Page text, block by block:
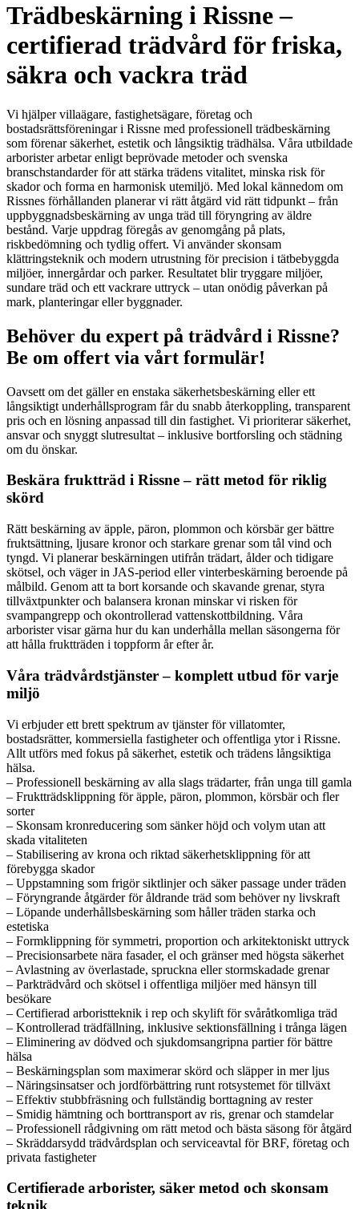
Trädbeskärning i Rissne –
certifierad trädvård för friska,
säkra och vackra träd
Vi hjälper villaägare, fastighetsägare, företag och
bostadsrättsföreningar i Rissne med professionell trädbeskärning
som förenar säkerhet, estetik och långsiktig trädhälsa. Våra utbildade
arborister arbetar enligt beprövade metoder och svenska
branschstandarder för att stärka trädens vitalitet, minska risk för
skador och forma en harmonisk utemiljö. Med lokal kännedom om
Rissnes förhållanden planerar vi rätt åtgärd vid rätt tidpunkt – från
uppbyggnadsbeskärning av unga träd till föryngring av äldre
bestånd. Varje uppdrag föregås av genomgång på plats,
riskbedömning och tydlig offert. Vi använder skonsam
klättringsteknik och modern utrustning för precision i tätbebyggda
miljöer, innergårdar och parker. Resultatet blir tryggare miljöer,
sundare träd och ett vackrare uttryck – utan onödig påverkan på
mark, planteringar eller byggnader.
Behöver du expert på trädvård i Rissne?
Be om offert via vårt formulär!
Oavsett om det gäller en enstaka säkerhetsbeskärning eller ett
långsiktigt underhållsprogram får du snabb återkoppling, transparent
pris och en lösning anpassad till din fastighet. Vi prioriterar säkerhet,
ansvar och snyggt slutresultat – inklusive bortforsling och städning
om du önskar.
Beskära fruktträd i Rissne – rätt metod för riklig
skörd
Rätt beskärning av äpple, päron, plommon och körsbär ger bättre
fruktsättning, ljusare kronor och starkare grenar som tål vind och
tyngd. Vi planerar beskärningen utifrån trädart, ålder och tidigare
skötsel, och väger in JAS-period eller vinterbeskärning beroende på
målbild. Genom att ta bort korsande och skavande grenar, styra
tillväxtpunkter och balansera kronan minskar vi risken för
svampangrepp och okontrollerad vattenskottbildning. Våra
arborister visar gärna hur du kan underhålla mellan säsongerna för
att hålla fruktträden i toppform år efter år.
Våra trädvårdstjänster – komplett utbud för varje
miljö
Vi erbjuder ett brett spektrum av tjänster för villatomter,
bostadsrätter, kommersiella fastigheter och offentliga ytor i Rissne.
Allt utförs med fokus på säkerhet, estetik och trädens långsiktiga
hälsa.
– Professionell beskärning av alla slags trädarter, från unga till gamla
– Fruktträdsklippning för äpple, päron, plommon, körsbär och fler
sorter
– Skonsam kronreducering som sänker höjd och volym utan att
skada vitaliteten
– Stabilisering av krona och riktad säkerhetsklippning för att
förebygga skador
– Uppstamning som frigör siktlinjer och säker passage under träden
– Föryngrande åtgärder för åldrande träd som behöver ny livskraft
– Löpande underhållsbeskärning som håller träden starka och
estetiska
– Formklippning för symmetri, proportion och arkitektoniskt uttryck
– Precisionsarbete nära fasader, el och gränser med högsta säkerhet
– Avlastning av överlastade, spruckna eller stormskadade grenar
– Parkträdvård och skötsel i offentliga miljöer med hänsyn till
besökare
– Certifierad arboristteknik i rep och skylift för svåråtkomliga träd
– Kontrollerad trädfällning, inklusive sektionsfällning i trånga lägen
– Eliminering av dödved och sjukdomsangripna partier för bättre
hälsa
– Beskärningsplan som maximerar skörd och släpper in mer ljus
– Näringsinsatser och jordförbättring runt rotsystemet för tillväxt
– Effektiv stubbfräsning och fullständig borttagning av rester
– Smidig hämtning och borttransport av ris, grenar och stamdelar
– Professionell rådgivning om rätt metod och bästa säsong för åtgärd
– Skräddarsydd trädvårdsplan och serviceavtal för BRF, företag och
privata fastigheter
Certifierade arborister, säker metod och skonsam
teknik